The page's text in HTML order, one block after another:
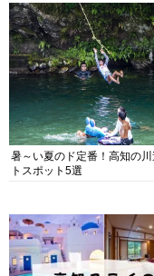
暑～い夏のド定番！高知の
トスポット5選